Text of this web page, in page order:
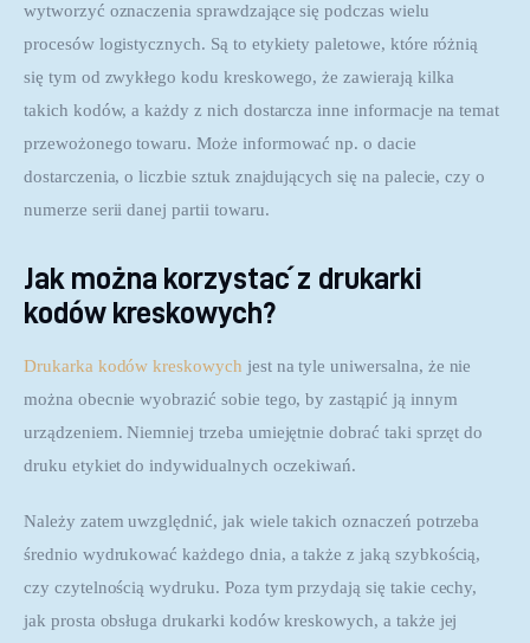
wytworzyć oznaczenia sprawdzające się podczas wielu
procesów logistycznych. Są to etykiety paletowe, które różnią
się tym od zwykłego kodu kreskowego, że zawierają kilka
takich kodów, a każdy z nich dostarcza inne informacje na temat
przewożonego towaru. Może informować np. o dacie
dostarczenia, o liczbie sztuk znajdujących się na palecie, czy o
numerze serii danej partii towaru.
Jak można korzystać z drukarki
kodów kreskowych?
Drukarka kodów kreskowych jest na tyle uniwersalna, że nie
można obecnie wyobrazić sobie tego, by zastąpić ją innym
urządzeniem. Niemniej trzeba umiejętnie dobrać taki sprzęt do
druku etykiet do indywidualnych oczekiwań.
Należy zatem uwzględnić, jak wiele takich oznaczeń potrzeba
średnio wydrukować każdego dnia, a także z jaką szybkością,
czy czytelnością wydruku. Poza tym przydają się takie cechy,
jak prosta obsługa drukarki kodów kreskowych, a także jej